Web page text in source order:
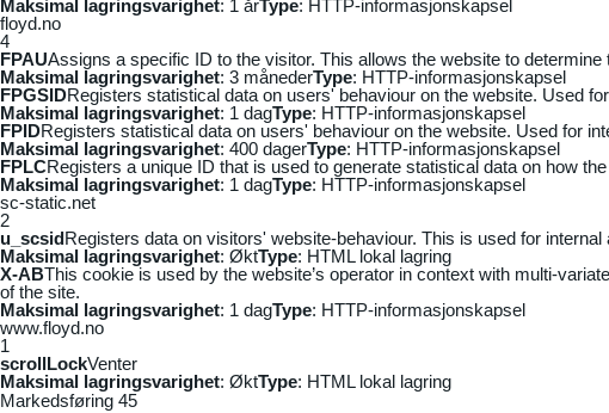
Maksimal lagringsvarighet: 1 årType: HTTP-informasjonskapsel
floyd.no
4
FPAUAssigns a specific ID to the visitor. This allows the website to
Maksimal lagringsvarighet: 3 månederType: HTTP-informasjonskapsel
FPGSIDRegisters statistical data on users' behaviour on the website. Used
Maksimal lagringsvarighet: 1 dagType: HTTP-informasjonskapsel
FPIDRegisters statistical data on users' behaviour on the website. Used for
Maksimal lagringsvarighet: 400 dagerType: HTTP-informasjonskapsel
FPLCRegisters a unique ID that is used to generate statistical data on how
Maksimal lagringsvarighet: 1 dagType: HTTP-informasjonskapsel
sc-static.net
2
u_scsidRegisters data on visitors' website-behaviour. This is used for
Maksimal lagringsvarighet: ØktType: HTML lokal lagring
X-ABThis cookie is used by the website’s operator in context with multi-
of the site.
Maksimal lagringsvarighet: 1 dagType: HTTP-informasjonskapsel
www.floyd.no
1
scrollLockVenter
Maksimal lagringsvarighet: ØktType: HTML lokal lagring
Markedsføring 45